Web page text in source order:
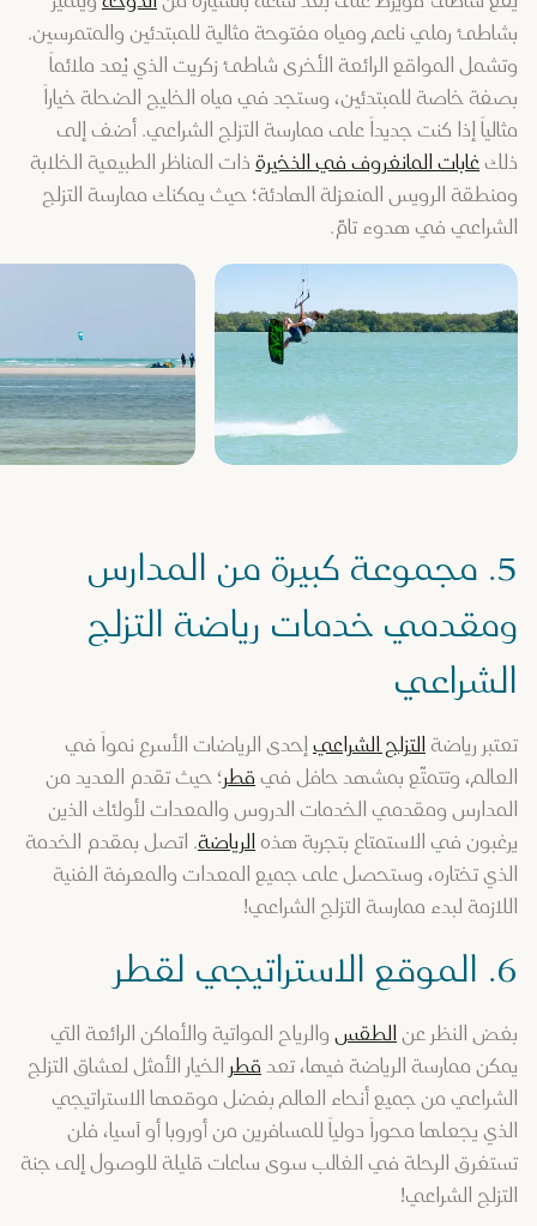
بشاطئ رملي ناعم ومياه مفتوحة مثالية للمبتدئين والمتمرسين.
وتشمل المواقع الرائعة الأخرى شاطئ زكريت الذي يُعد ملائماً
بصفة خاصة للمبتدئين، وستجد في مياه الخليج الضحلة خياراً
مثالياً إذا كنت جديداً على ممارسة التزلج الشراعي. أضف إلى
ذلكغابات المانغروف في الذخيرة ذات المناظر الطبيعية الخلابة
ومنطقة الرويس المنعزلة الهادئة؛ حيث يمكنك ممارسة التزلج
الشراعي في هدوء تامّ.
5. مجموعة كبيرة من المدارس
ومقدمي خدمات رياضة التزلج
الشراعي
تعتبر رياضة التزلج الشراعيإحدى الرياضات الأسرع نمواً في
العالم، وتتمتّع بمشهد حافل فيقطر؛ حيث تقدم العديد من
المدارس ومقدمي الخدمات الدروس والمعدات لأولئك الذين
يرغبون في الاستمتاع بتجربة هذهالرياضة. اتصل بمقدم الخدمة
الذي تختاره، وستحصل على جميع المعدات والمعرفة الفنية
اللازمة لبدء ممارسة التزلج الشراعي!
6. الموقع الاستراتيجي لقطر
بغض النظر عنالطقس والرياح المواتية والأماكن الرائعة التي
يمكن ممارسة الرياضة فيها، تعدقطر الخيار الأمثل لعشاق التزلج
الشراعي من جميع أنحاء العالم بفضل موقعها الاستراتيجي
الذي يجعلها محوراً دولياً للمسافرين من أوروبا أو آسيا، فلن
تستغرق الرحلة في الغالب سوى ساعات قليلة للوصول إلى جنة
التزلج الشراعي!